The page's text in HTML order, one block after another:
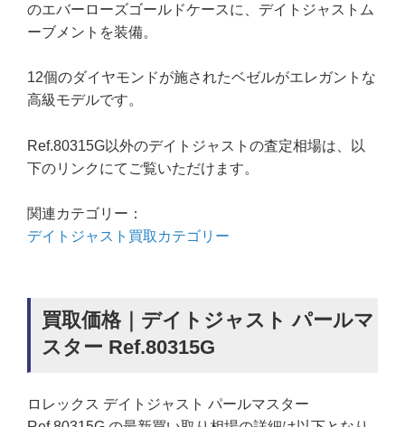
のエバーローズゴールドケースに、デイトジャストム
ーブメントを装備。
12個のダイヤモンドが施されたベゼルがエレガントな
高級モデルです。
Ref.80315G以外のデイトジャストの査定相場は、以
下のリンクにてご覧いただけます。
関連カテゴリー：
デイトジャスト買取カテゴリー
買取価格｜デイトジャスト パールマ
スター Ref.80315G
ロレックス デイトジャスト パールマスター